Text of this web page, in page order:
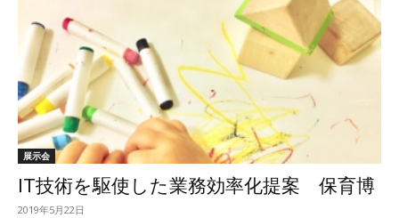
展示会
IT技術を駆使した業務効率化提案 保育博
2019年5月22日